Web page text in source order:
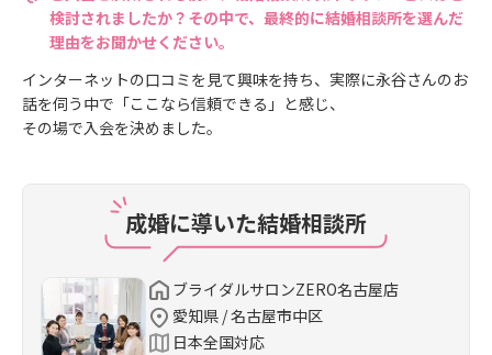
検討されましたか？その中で、最終的に結婚相談所を選んだ
理由をお聞かせください。
インターネットの口コミを見て興味を持ち、実際に永谷さんのお
話を伺う中で「ここなら信頼できる」と感じ、
その場で入会を決めました。
成婚に導いた結婚相談所
ブライダルサロンZERO名古屋店
愛知県 / 名古屋市中区
日本全国対応